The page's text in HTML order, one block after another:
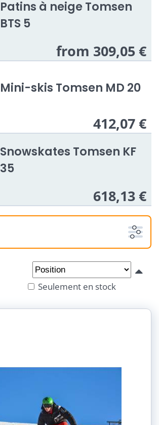
Patins à neige Tomsen
BTS 5
from 309,05 €
Mini-skis Tomsen MD 20
412,07 €
Snowskates Tomsen KF
35
618,13 €
À:
Seulement en stock